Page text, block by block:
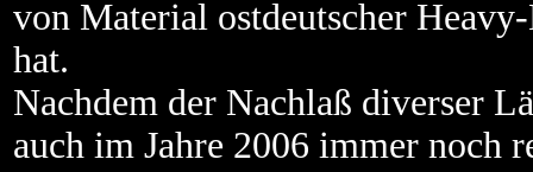
von Material ostdeutscher
hat.
Nachdem der Nachlaß diverser
auch im Jahre 2006 immer noch